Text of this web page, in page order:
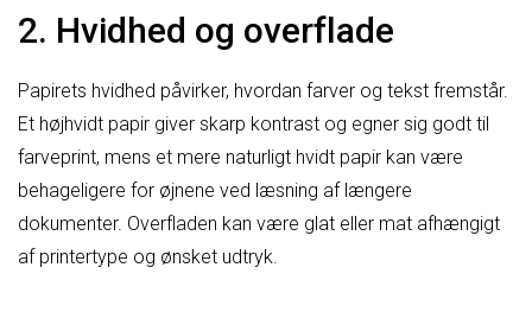
2. Hvidhed og overflade
Papirets hvidhed påvirker, hvordan farver og tekst fremstår.
Et højhvidt papir giver skarp kontrast og egner sig godt til
farveprint, mens et mere naturligt hvidt papir kan være
behageligere for øjnene ved læsning af længere
dokumenter. Overfladen kan være glat eller mat afhængigt
af printertype og ønsket udtryk.